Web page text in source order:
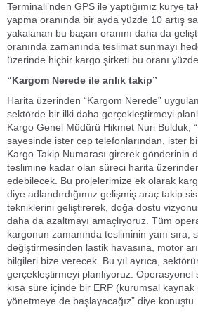
Terminali’nden GPS ile yaptığımız kurye
yapma oranında bir ayda yüzde 10 artış
yakalanan bu başarı oranını daha da
oranında zamanında teslimat sunmayı
üzerinde hiçbir kargo şirketi bu oranı
“Kargom Nerede ile anlık takip”
Harita üzerinden “Kargom Nerede”
sektörde bir ilki daha gerçekleştirmeyi
Kargo Genel Müdürü Hikmet Nuri Bulduk,
sayesinde ister cep telefonlarından, ister
Kargo Takip Numarası girerek gönderinin
teslimine kadar olan süreci harita
edebilecek. Bu projelerimize ek olarak
diye adlandırdığımız gelişmiş araç takip
tekniklerini geliştirerek, doğa dostu
daha da azaltmayı amaçlıyoruz. Tüm
kargonun zamanında tesliminin yanı sıra,
değiştirmesinden lastik havasına, motor
bilgileri bize verecek. Bu yıl ayrıca,
gerçekleştirmeyi planlıyoruz. Operasyonel
kısa süre içinde bir ERP (kurumsal
yönetmeye de başlayacağız” diye konuştu.